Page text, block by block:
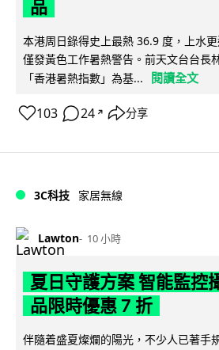
品
本港周日錄得史上最熱 36.9 度，上水
僅發黃色工作暑熱警告。前天文台台長
「香港暑熱指數」為基...
閱讀全文
103 24 ↗ 分享
3C科技 家居無線
Lawton 10 小時
夏日守護方案 智能監控
品限時優惠 7 折
伴隨着盛夏燦爛的陽光，不少人已著手